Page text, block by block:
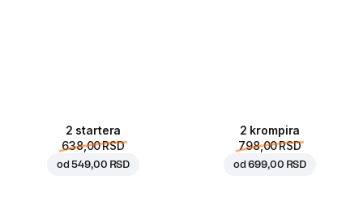
2 startera
638,00 RSD
od549,00 RSD
2 krompira
798,00 RSD
od699,00 RSD